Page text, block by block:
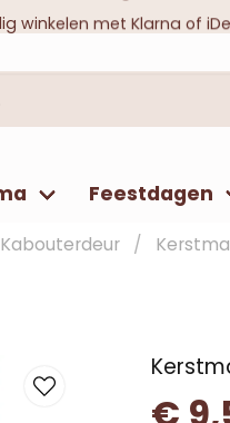
winkelen met Klarna of
Feestdagen
Kabouterdeur